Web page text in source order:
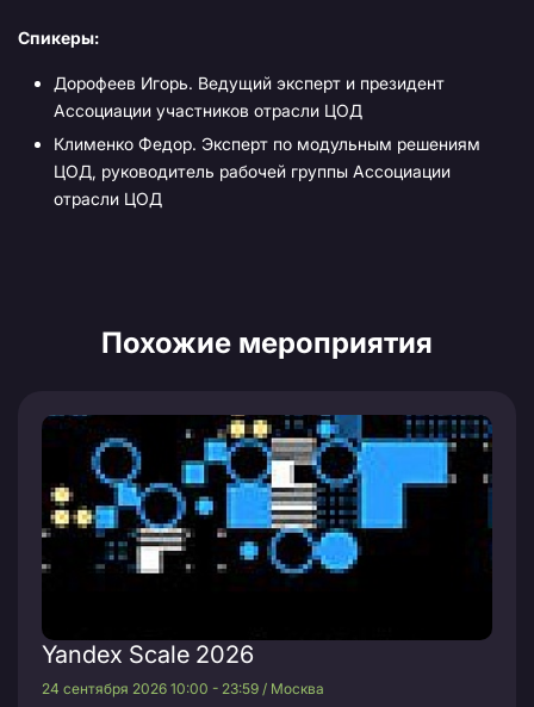
Спикеры:
Дорофеев Игорь. Ведущий эксперт и президент
Ассоциации участников отрасли ЦОД
Клименко Федор. Эксперт по модульным решениям
ЦОД, руководитель рабочей группы Ассоциации
отрасли ЦОД
Похожие мероприятия
Yandex Scale 2026
24 сентября 2026 10:00 - 23:59 / Москва